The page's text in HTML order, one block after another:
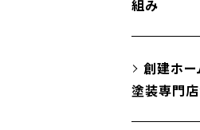
組み
創建ホー
塗装専門